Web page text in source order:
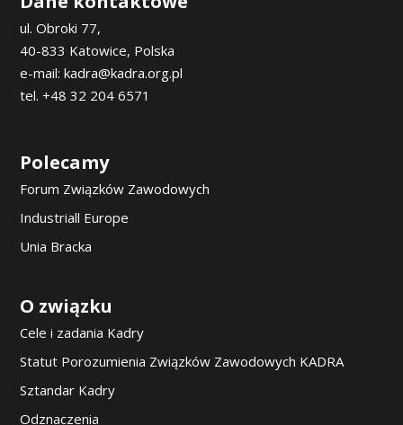
ul. Obroki 77,
40-833 Katowice, Polska
e-mail: kadra@kadra.org.pl
tel. +48 32 204 6571
Polecamy
Forum Związków Zawodowych
Industriall Europe
Unia Bracka
O związku
Cele i zadania Kadry
Statut Porozumienia Związków Zawodowych KADRA
Sztandar Kadry
Odznaczenia